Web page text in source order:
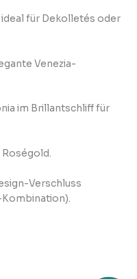
ideal für Dekolletés oder
Venezia-
im Brillantschliff für
Verschluss